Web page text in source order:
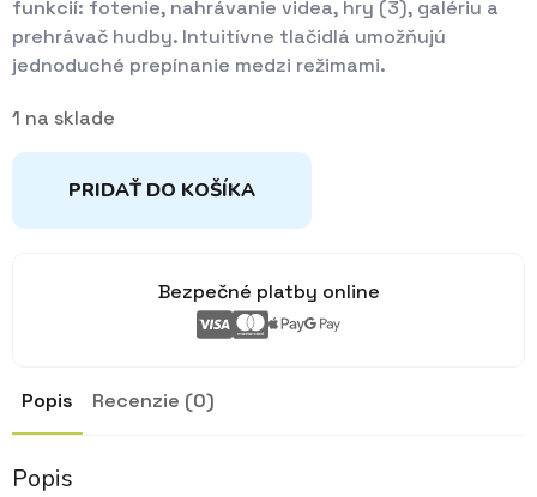
funkcií: fotenie, nahrávanie videa, hry (3), galériu a
prehrávač hudby. Intuitívne tlačidlá umožňujú
jednoduché prepínanie medzi režimami.
1 na sklade
PRIDAŤ DO KOŠÍKA
Bezpečné platby online
Popis Recenzie (0)
Popis